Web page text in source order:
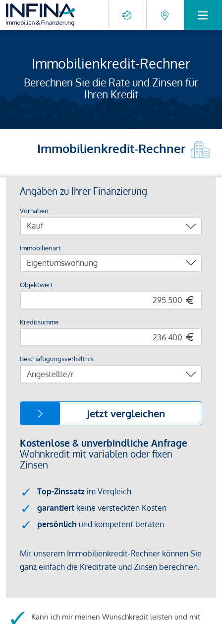
Immobilienkredit-Rechner
Berechnen Sie die Rate und Zinsen für
Ihren Kredit
Immobilienkredit-Rechner
Kann ich mir meinen Wunschkredit leisten und mit